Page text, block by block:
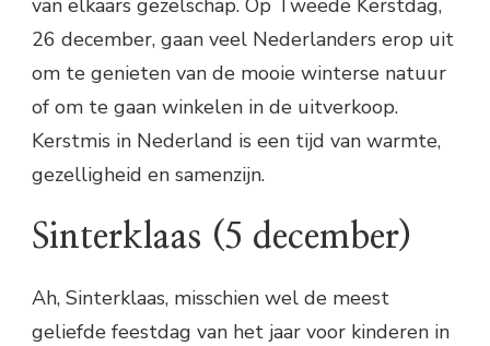
van elkaars gezelschap. Op Tweede Kerstdag,
26 december, gaan veel Nederlanders erop uit
om te genieten van de mooie winterse natuur
of om te gaan winkelen in de uitverkoop.
Kerstmis in Nederland is een tijd van warmte,
gezelligheid en samenzijn.
Sinterklaas (5 december)
Ah, Sinterklaas, misschien wel de meest
geliefde feestdag van het jaar voor kinderen in